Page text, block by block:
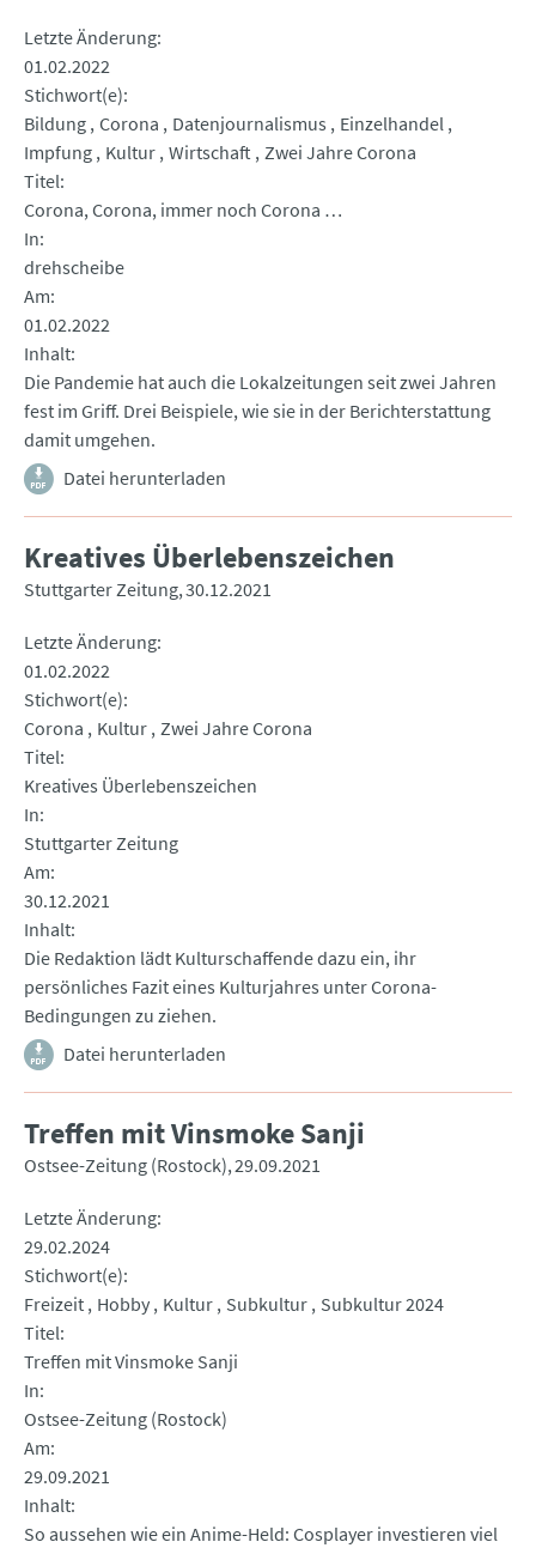
Letzte Änderung
01.02.2022
Stichwort(e)
Bildung Corona Datenjournalismus
Einzelhandel
Impfung Kultur Wirtschaft Zwei Jahre Corona
Titel
Corona, Corona, immer noch Corona …
In
drehscheibe
Am
01.02.2022
Inhalt
Die Pandemie hat auch die Lokalzeitungen seit zwei Jahren
fest im Griff. Drei Beispiele, wie sie in der Berichterstattung
damit umgehen.
Datei herunterladen
Kreatives Überlebenszeichen
Stuttgarter Zeitung 30.12.2021
Letzte Änderung
01.02.2022
Stichwort(e)
Corona
Kultur Zwei Jahre Corona
Titel
Kreatives Überlebenszeichen
In
Stuttgarter Zeitung
Am
30.12.2021
Inhalt
Die Redaktion lädt Kulturschaffende dazu ein, ihr
persönliches Fazit eines Kulturjahres unter Corona-
Bedingungen zu ziehen.
Datei herunterladen
Treffen mit Vinsmoke Sanji
Ostsee-Zeitung (Rostock) 29.09.2021
Letzte Änderung
29.02.2024
Stichwort(e)
Freizeit Hobby Kultur Subkultur Subkultur 2024
Titel
Treffen mit Vinsmoke Sanji
In
Ostsee-Zeitung (Rostock)
Am
29.09.2021
Inhalt
So aussehen wie ein Anime-Held: Cosplayer investieren viel